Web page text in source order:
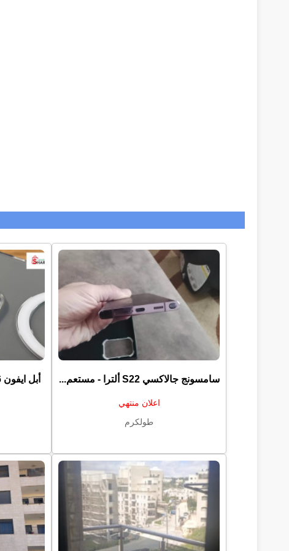
سامسونج جالاكسي S22 ألترا - مستعم...
اعلان منتهي
طولكرم
أبل ايفون 16 برو ماكس - مستعمل - ...